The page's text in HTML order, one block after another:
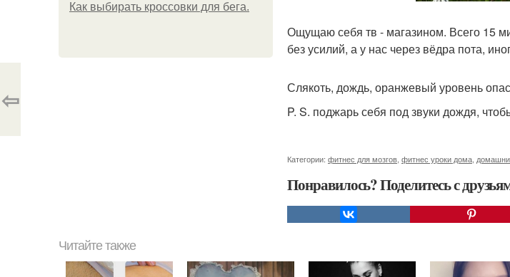
Как выбирать кроссовки для бега.
Ощущаю себя тв - магазином. Всего 15
без усилий, а у нас через вёдра пота,
Слякоть, дождь, оранжевый уровень
P. S. поджарь себя под звуки дождя,
Категории: фитнес для мозгов фитнес уроки дома
Понравилось? Поделитесь с
⇦
Читайте также